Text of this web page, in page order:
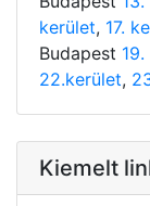
kerület, 17.
Budapest
22.kerület,
Kiemelt